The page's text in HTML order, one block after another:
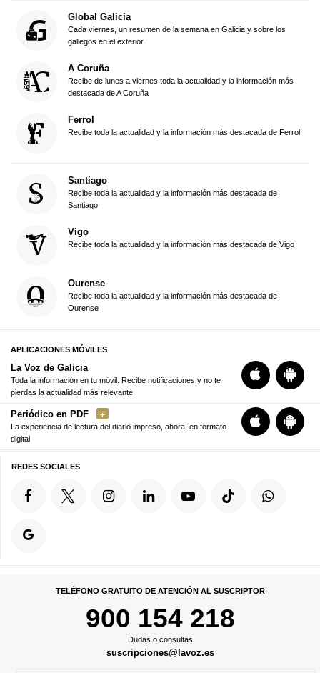
Global Galicia
Cada viernes, un resumen de la semana en Galicia y sobre los
gallegos en el exterior
A Coruña
Recibe de lunes a viernes toda la actualidad y la información más
destacada de A Coruña
Ferrol
Recibe toda la actualidad y la información más destacada de Ferrol
Santiago
Recibe toda la actualidad y la información más destacada de
Santiago
Vigo
Recibe toda la actualidad y la información más destacada de Vigo
Ourense
Recibe toda la actualidad y la información más destacada de
Ourense
APLICACIONES MÓVILES
La Voz de Galicia
Toda la información en tu móvil. Recibe notificaciones y no te
pierdas la actualidad más relevante
Periódico en PDF
La experiencia de lectura del diario impreso, ahora, en formato
digital
REDES SOCIALES
TELÉFONO GRATUITO DE ATENCIÓN AL SUSCRIPTOR
900 154 218
Dudas o consultas
suscripciones@lavoz.es